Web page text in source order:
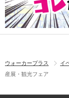
ウォーカープラス イ
産展・観光フェア